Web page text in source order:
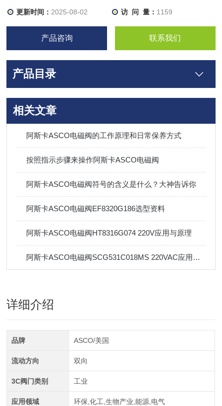
更新时间： 2025-08-02 访 问 量： 1159
产品咨询 联系我们
产品目录
相关文章
阿斯卡ASCO电磁阀的工作原理和日常保养方式
按照指示步骤来操作阿斯卡ASCO电磁阀
阿斯卡ASCO电磁阀符号的含义是什么？大神告诉你
阿斯卡ASCO电磁阀EF8320G186选型资料
阿斯卡ASCO电磁阀HT8316G074 220V应用与原理
阿斯卡ASCO电磁阀SCG531C018MS 220VAC应用与安装
详细介绍
品牌 ASCO/美国
流动方向 双向
3C阀门类别 工业
应用领域 环保,化工,生物产业,能源,电气